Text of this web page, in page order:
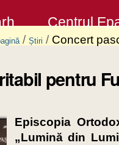
Centrul
/ Știri / Concert
pentru
Episcopia
„Lumină din